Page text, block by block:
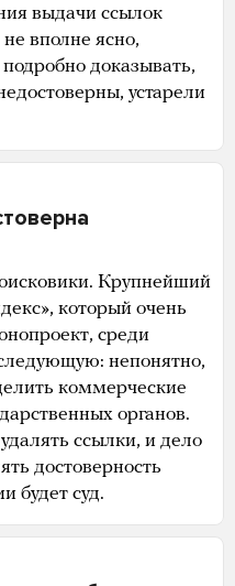
выдачи ссылок
вполне ясно,
доказывать,
устарели
Крупнейший
который очень
среди
непонятно,
коммерческие
органов.
ссылки, и дело
достоверность
будет суд.